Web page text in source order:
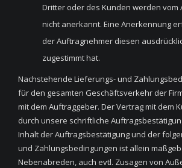
Dritter oder des Kunden werden vom
nicht anerkannt. Eine Anerkennung
der Auftragnehmer diesen
zugestimmt hat.
Nachstehende Lieferungs- und
für den gesamten Geschäftsverkehr der
mit dem Auftraggeber. Der Vertrag mit dem
durch unsere schriftliche
Inhalt der Auftragsbestätigung und der
und Zahlungsbedingungen ist allein
Nebenabreden, auch evtl. Zusagen von